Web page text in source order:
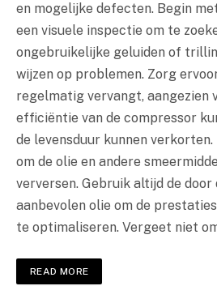
en mogelijke defecten. Begin
een visuele inspectie om te
ongebruikelijke geluiden of
wijzen op problemen. Zorg
regelmatig vervangt, aangezien
efficiëntie van de compressor
de levensduur kunnen
om de olie en andere
verversen. Gebruik altijd de
aanbevolen olie om de
te optimaliseren. Vergeet niet
READ MORE